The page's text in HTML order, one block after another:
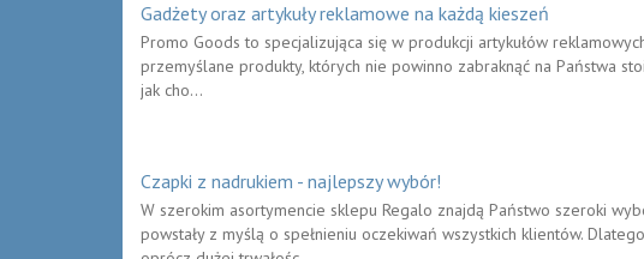
Gadżety oraz artykuły reklamowe na każdą kieszeń
Promo Goods to specjalizująca się w produkcji artykułów
przemyślane produkty, których nie powinno zabraknąć na Państwa
jak cho...
Czapki z nadrukiem - najlepszy wybór!
W szerokim asortymencie sklepu Regalo znajdą Państwo szeroki
powstały z myślą o spełnieniu oczekiwań wszystkich klientów.